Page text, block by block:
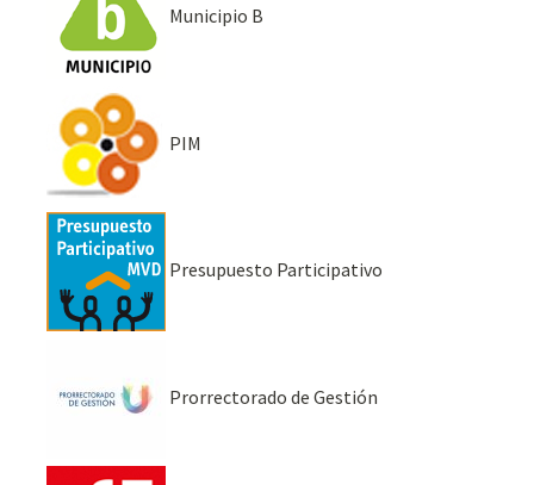
Municipio B
PIM
Presupuesto Participativo
Prorrectorado de Gestión